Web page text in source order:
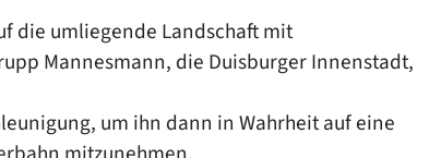
die umliegende Landschaft mit
Mannesmann, die Duisburger Innenstadt,
um ihn dann in Wahrheit auf eine